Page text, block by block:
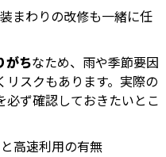
まわりの改修も一緒に任
がちなため、雨や季節要因
スクもあります。実際の
ず確認しておきたいとこ
高速利用の有無